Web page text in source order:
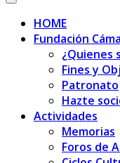
Toggle
navigationHOME
Fundación
¿Quienes
Fines y
Patronato
Hazte
Actividades
Memorias
Foros de